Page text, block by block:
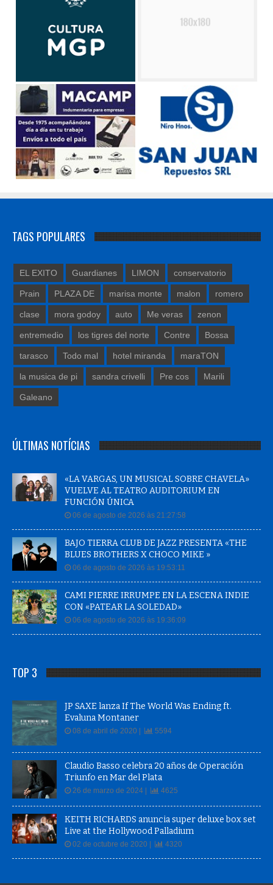
TAGS POPULARES
EL EXITO Guardianes LIMON conservatorio
Prain PLAZA DE marisa monte malon romero
clase mora godoy auto Me veras zenon
entremedio los tigres del norte Contre Bossa
tarasco Todo mal hotel miranda maraTON
la musica de pi sandra crivelli Pre cos Marili
Galeano
ÚLTIMAS NOTÍCIAS
«LA VARGAS, UN MUSICAL SOBRE CHAVELA»
VUELVE AL TEATRO AUDITORIUM EN
FUNCIÓN ÚNICA
06 de agosto de 2026 às 21:27:58
BAJO TIERRA CLUB DE JAZZ PRESENTA «THE
BLUES BROTHERS X CHOCO MIKE »
06 de agosto de 2026 às 19:53:11
CAMI PIERRE IRRUMPE EN LA ESCENA INDIE
CON «PATEAR LA SOLEDAD»
06 de agosto de 2026 às 19:36:09
TOP 3
JP SAXE lanza If The World Was Ending ft.
Evaluna Montaner
08 de abril de 2020 | 5594
Claudio Basso celebra 20 años de Operación
Triunfo en Mar del Plata
26 de marzo de 2024 | 4625
KEITH RICHARDS anuncia super deluxe box set
Live at the Hollywood Palladium
02 de octubre de 2020 | 4320